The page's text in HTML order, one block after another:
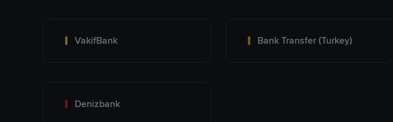
VakifBank Bank Transfer (Turkey)
Denizbank